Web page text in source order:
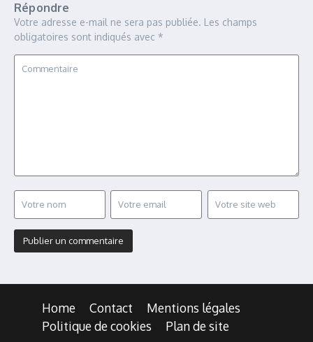
Répondre
Votre adresse e-mail ne sera pas publiée. Les champs
obligatoires sont indiqués avec *
Home Contact
Mentions légales
Politique de cookies
Plan de site